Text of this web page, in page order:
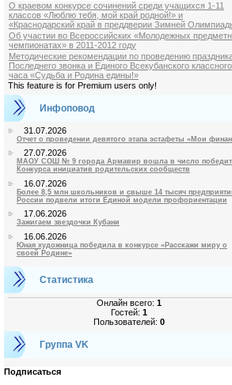
О краевом конкурсе сочинений среди учащихся 1-11
классов «Люблю тебя, мой край родной!» и
«Краснодарский край в преддверии Зимней
Об участии во Всероссийских «Молодежных
чемпионатах» в 2011-2012 году
Методические рекомендации по проведению
Последнего звонка и Единого Всекубанского классного
часа «Судьба и Родина едины!»
This feature is for Premium users only!
Инфоповод
31.07.2026
Отчет о проведении девятого этапа эстафеты «Мои
27.07.2026
МАОУ СОШ № 9 города Армавир вошла в число
Конкурса инициатив родительских сообществ
16.07.2026
Более 8,5 млн школьников и свыше 14 тысяч
России подвели итоги Единой модели профориентации
17.06.2026
Зажигаем звездочки Кубани
16.06.2026
Юная художница победила в конкурсе «Расскажи миру о
своей Родине»
Статистика
Онлайн всего:1
Гостей:1
Пользователей:0
Группа VK
Подписаться